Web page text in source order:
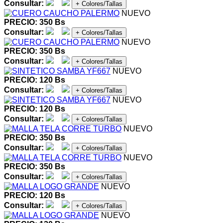
Consultar: + Colores/Tallas
NUEVO
PRECIO: 350 Bs
Consultar:
+ Colores/Tallas
NUEVO
PRECIO: 350 Bs
Consultar:
+ Colores/Tallas
NUEVO
PRECIO: 120 Bs
Consultar:
+ Colores/Tallas
NUEVO
PRECIO: 120 Bs
Consultar:
+ Colores/Tallas
NUEVO
PRECIO: 350 Bs
Consultar:
+ Colores/Tallas
NUEVO
PRECIO: 350 Bs
Consultar:
+ Colores/Tallas
NUEVO
PRECIO: 120 Bs
Consultar:
+ Colores/Tallas
NUEVO